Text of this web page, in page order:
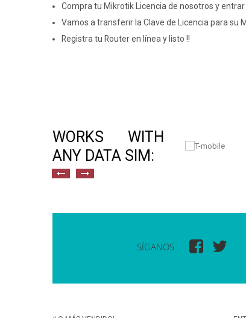
Compra tu Mikrotik Licencia de nosotros y
Vamos a transferir la Clave de Licencia para su
Registra tu Router en línea y listo !!
WORKS WITH
ANY DATA SIM:
SÍGANOS